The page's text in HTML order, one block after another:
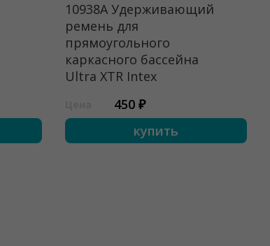
10938A Удерживающий
ремень для
прямоугольного
каркасного бассейна
Ultra XTR Intex
450 ₽
купить